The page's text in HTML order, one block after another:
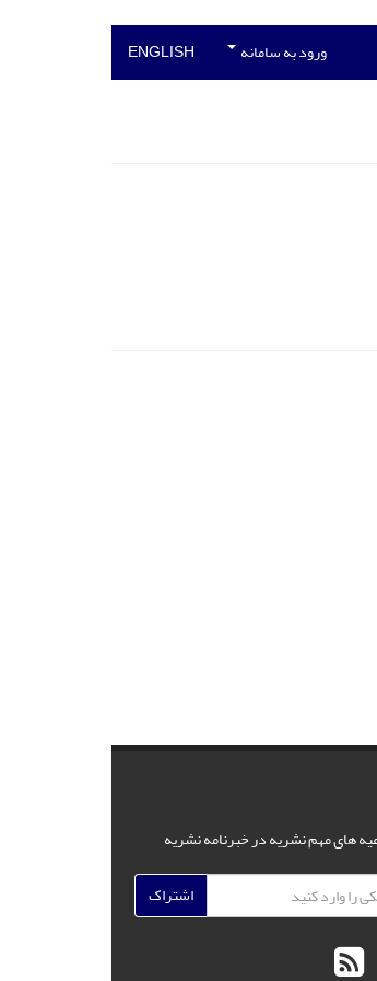
ورود به سامانه ENGLISH
های مهم نشریه در خبرنامه نشریه
اشتراک